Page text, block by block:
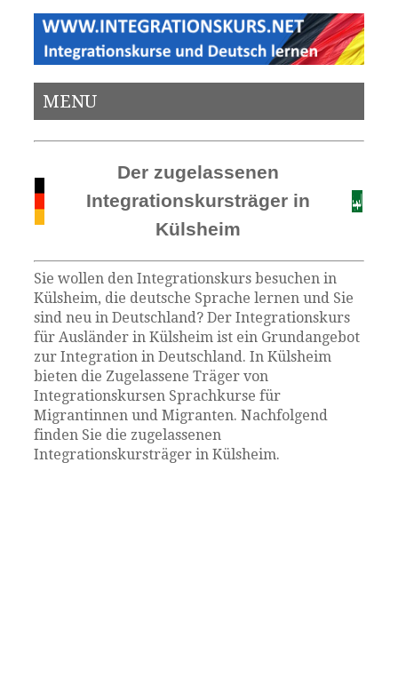
MENU
Der zugelassenen
Integrationskursträger in
Külsheim
Sie wollen den Integrationskurs besuchen in
Külsheim, die deutsche Sprache lernen und Sie
sind neu in Deutschland? Der Integrationskurs
für Ausländer in Külsheim ist ein Grundangebot
zur Integration in Deutschland. In Külsheim
bieten die Zugelassene Träger von
Integrationskursen Sprachkurse für
Migrantinnen und Migranten. Nachfolgend
finden Sie die zugelassenen
Integrationskursträger in Külsheim.